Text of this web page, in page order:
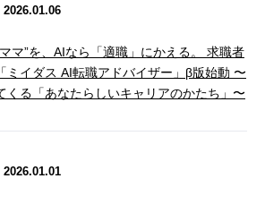
2026.01.06
マ”を、AIなら「適職」にかえる。 求職者
ミイダス AI転職アドバイザー」β版始動 〜
くる「あなたらしいキャリアのかたち」〜
2026.01.01